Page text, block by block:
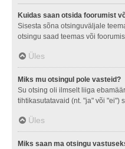
Kuidas saan otsida foorumist
Sisesta sõna otsinguväljale
otsingu saad teemas või
Üles
Miks mu otsingul pole vasteid?
Su otsing oli ilmselt liiga
tihtikasutatavaid (nt. "ja" või "ei")
Üles
Miks saan ma otsingu